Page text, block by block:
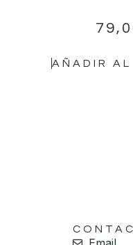
AÑADIR